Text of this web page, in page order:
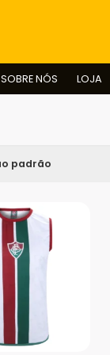
SOBRE NÓS LOJA